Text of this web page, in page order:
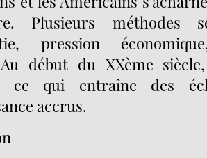
Plusieurs méthodes
pression
début du XXème
ce qui entraîne des
accrus.